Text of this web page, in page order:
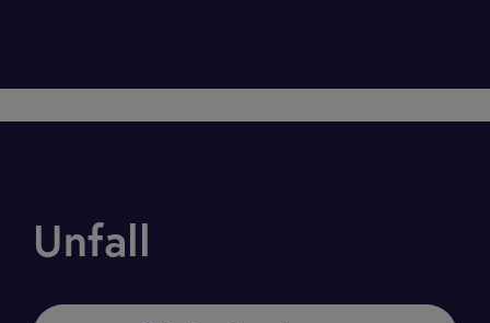
Unfall